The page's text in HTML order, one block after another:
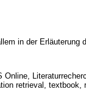
in der Erläuterung
retrieval, textbook,